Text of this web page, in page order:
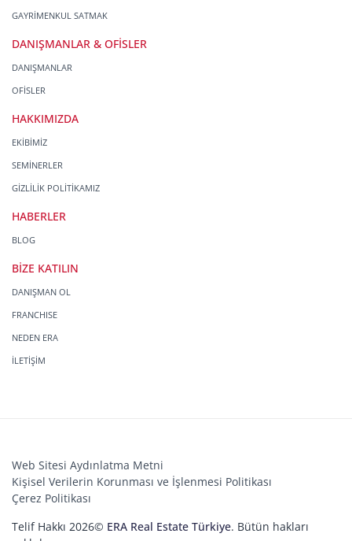
GAYRİMENKUL SATMAK
DANIŞMANLAR & OFİSLER
DANIŞMANLAR
OFİSLER
HAKKIMIZDA
EKİBİMİZ
SEMİNERLER
GİZLİLİK POLİTİKAMIZ
HABERLER
BLOG
BİZE KATILIN
DANIŞMAN OL
FRANCHISE
NEDEN ERA
İLETİŞİM
Web Sitesi Aydınlatma Metni
Kişisel Verilerin Korunması ve İşlenmesi Politikası
Çerez Politikası
Telif Hakkı 2026© ERA Real Estate Türkiye. Bütün hakları